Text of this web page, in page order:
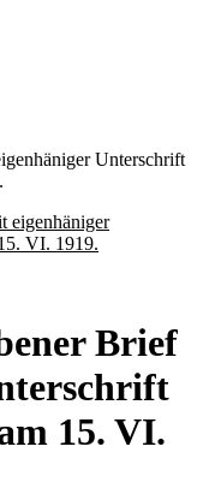
Unterschrift
Brief
15. VI.